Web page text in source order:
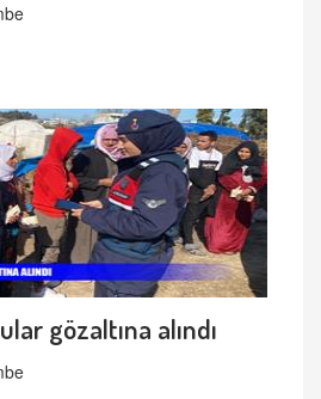
gözaltına alındı